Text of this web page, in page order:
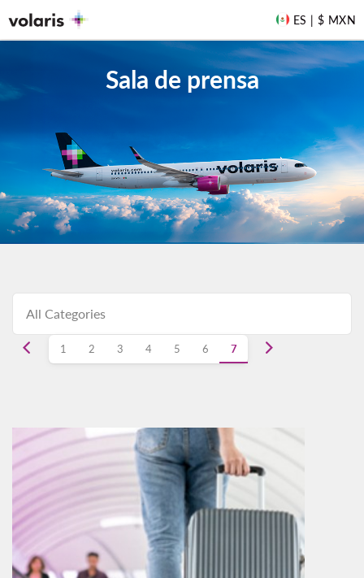
ES | $ MXN
Sala de prensa
1 2 3 4 5 6 7